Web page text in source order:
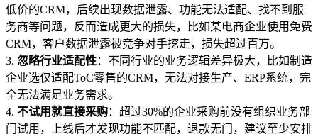
低价的CRM，后续出现数据泄露、功能无法适配、找不到服
务商等问题，反而造成更大的损失，比如某电商企业使用免费
CRM，客户数据泄露被竞争对手挖走，损失超过百万。
3. 忽略行业适配性：不同行业的业务逻辑差异极大，比如制造
企业选仅适配ToC零售的CRM，无法对接生产、ERP系统，完
全无法满足业务需求。
4. 不试用就直接采购：超过30%的企业采购前没有组织业务部
门试用，上线后才发现功能不匹配，退款无门，建议至少安排